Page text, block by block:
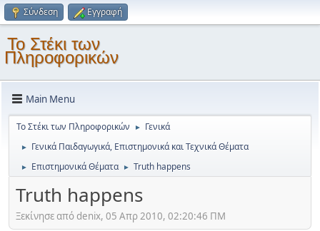
Σύνδεση Εγγραφή
Το Στέκι των
Πληροφορικών
Main Menu
Το Στέκι των Πληροφορικών ► Γενικά
► Γενικά Παιδαγωγικά, Επιστημονικά και Τεχνικά Θέματα
► Επιστημονικά Θέματα ► Truth happens
Truth happens
Ξεκίνησε από denix, 05 Απρ 2010, 02:20:46 ΠΜ